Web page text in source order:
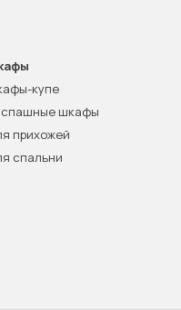
купе
шкафы
прихожей
спальни